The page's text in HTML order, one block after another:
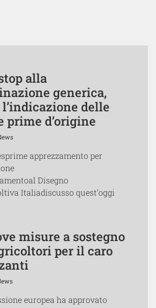
alla
generica,
delle
prime d’origine
apprezzamento per
Disegno
Italiadiscusso quest’oggi
misure a sostegno
per il caro
europea ha approvato